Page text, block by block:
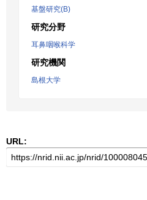
基盤研究(B)
研究分野
耳鼻咽喉科学
研究機関
島根大学
URL: